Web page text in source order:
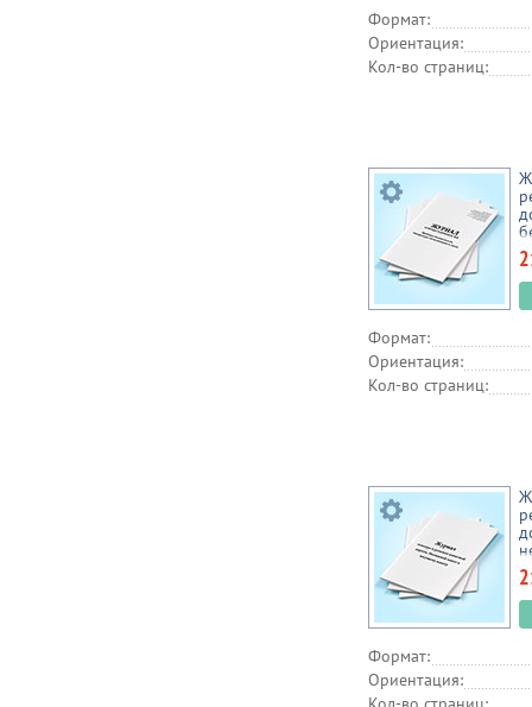
Формат:
Ориентация:
Кол-во страниц:
Формат:
Ориентация:
Кол-во страниц:
Формат:
Ориентация: